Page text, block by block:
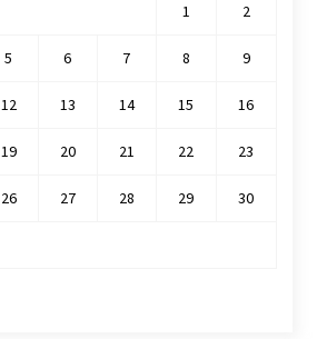
1
2
5 6 7 8 9
12 13 14 15 16
19 20 21 22 23
26 27 28 29 30